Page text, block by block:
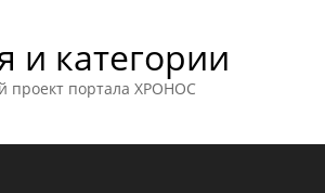
и категории
проект портала ХРОНОС